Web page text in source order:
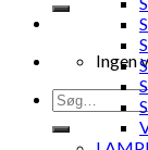
Ingen
Søg
efter: